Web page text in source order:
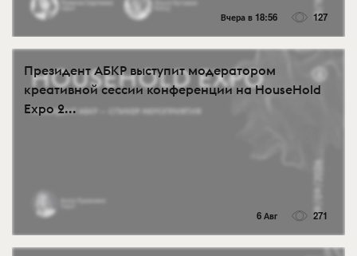
Вчера в 18:56 127
Президент АБКР выступит модератором
креативной сессии конференции на HouseHold
Expo 2...
6 Авг 271